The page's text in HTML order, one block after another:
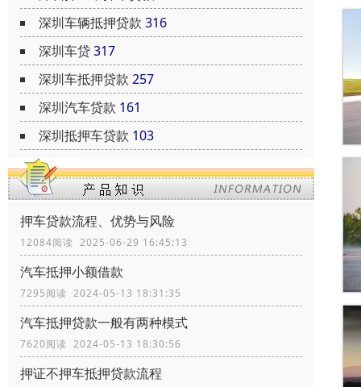
深圳车辆抵押贷款 316
深圳车贷317
深圳车抵押贷款 257
深圳汽车贷款 161
深圳抵押车贷款 103
押车贷款流程、优势与风险
12084阅读 2025-06-29 16:45:13
汽车抵押小额借款
7295阅读 2024-05-13 18:31:35
汽车抵押贷款一般有两种模式
7620阅读 2024-05-13 18:30:56
押证不押车抵押贷款流程